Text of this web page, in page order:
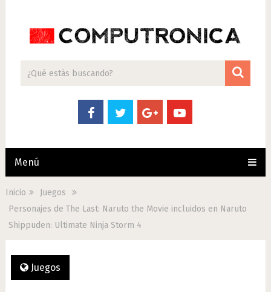
Menú
Inicio
Juegos
Personajes de The Last: Naruto the Movie incluidos en Naruto
Shippuden: Ultimate Ninja Storm 4
Juegos